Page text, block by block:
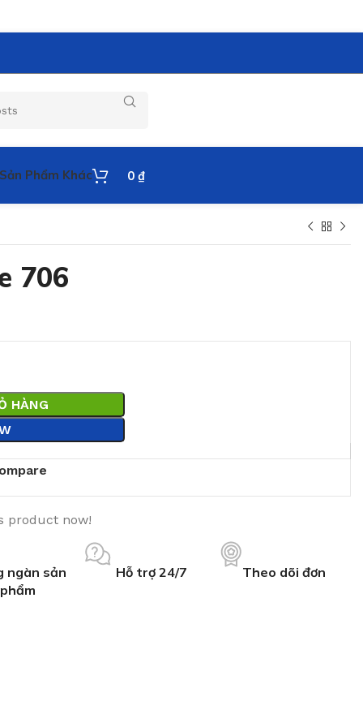
Sản Phẩm Khác 0 ₫
706
HÀNG
product now!
ngàn sản
phẩm
Hỗ trợ 24/7 Theo dõi đơn